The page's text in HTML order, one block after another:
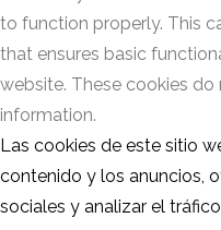
Las cookies de este sitio
contenido y los anuncios,
sociales y analizar el
to function properly. This
that ensures basic
website. These cookies
information.
Non-necessary
Non-necessary
Any cookies that may not